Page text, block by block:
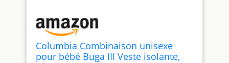
Columbia Combinaison unisexe
pour bébé Buga III Veste isolante,